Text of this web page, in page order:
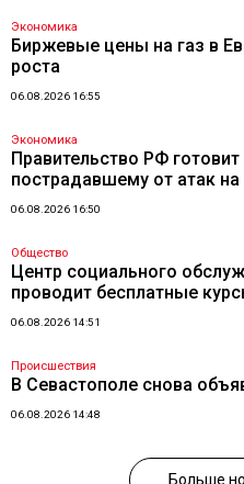
Экономика
Биржевые цены на газ в
роста
06.08.2026 16:55
Экономика
Правительство РФ
пострадавшему от атак
06.08.2026 16:50
Общество
Центр социального
проводит бесплатные
06.08.2026 14:51
Происшествия
В Севастополе снова
06.08.2026 14:48
Больше